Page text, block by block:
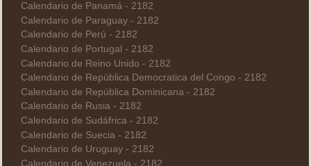
Calendario de Panamá - 2182
Calendario de Paraguay - 2182
Calendario de Perú - 2182
Calendario de Portugal - 2182
Calendario de Reino Unido - 2182
Calendario de República Democratica del Congo - 2182
Calendario de República Dominicana - 2182
Calendario de Rusia - 2182
Calendario de Sudáfrica - 2182
Calendario de Suecia - 2182
Calendario de Uruguay - 2182
Calendario de Venezuela - 2182